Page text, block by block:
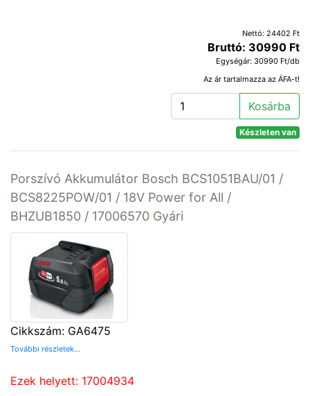
Nettó: 24402 Ft
Bruttó: 30990 Ft
Egységár: 30990 Ft/db
Az ár tartalmazza az ÁFA-t!
Kosárba
Készleten van
Porszívó Akkumulátor Bosch BCS1051BAU/01 /
BCS8225POW/01 / 18V Power for All /
BHZUB1850 / 17006570 Gyári
Cikkszám: GA6475
További részletek...
Ezek helyett: 17004934